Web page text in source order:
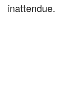
inattendue.